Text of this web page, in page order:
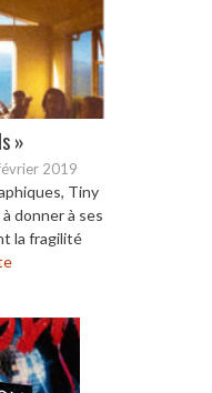
»
2019
Tiny
donner à ses
la fragilité